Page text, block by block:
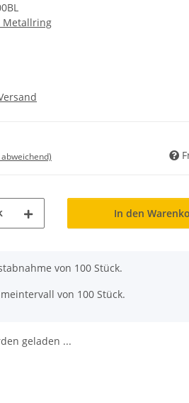
Metallring
In den
von 100 Stück.
von 100 Stück.
geladen ...